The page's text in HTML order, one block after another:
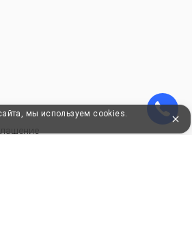
мы используем cookies.